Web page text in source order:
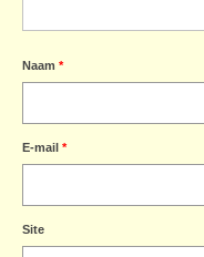
Naam *
E-mail *
Site